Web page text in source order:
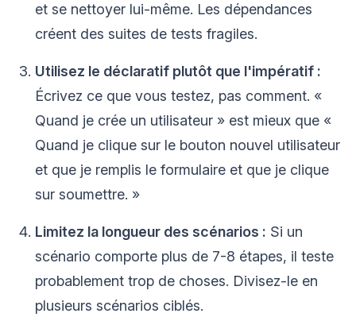
et se nettoyer lui-même. Les dépendances
créent des suites de tests fragiles.
Utilisez le déclaratif plutôt que l'impératif :
Écrivez ce que vous testez, pas comment. «
Quand je crée un utilisateur » est mieux que «
Quand je clique sur le bouton nouvel utilisateur
et que je remplis le formulaire et que je clique
sur soumettre. »
Limitez la longueur des scénarios : Si un
scénario comporte plus de 7-8 étapes, il teste
probablement trop de choses. Divisez-le en
plusieurs scénarios ciblés.